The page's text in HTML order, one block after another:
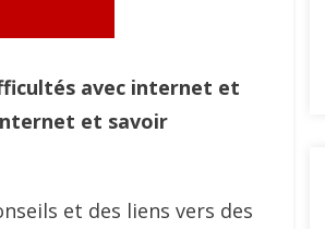
avec internet et
et savoir
et des liens vers des